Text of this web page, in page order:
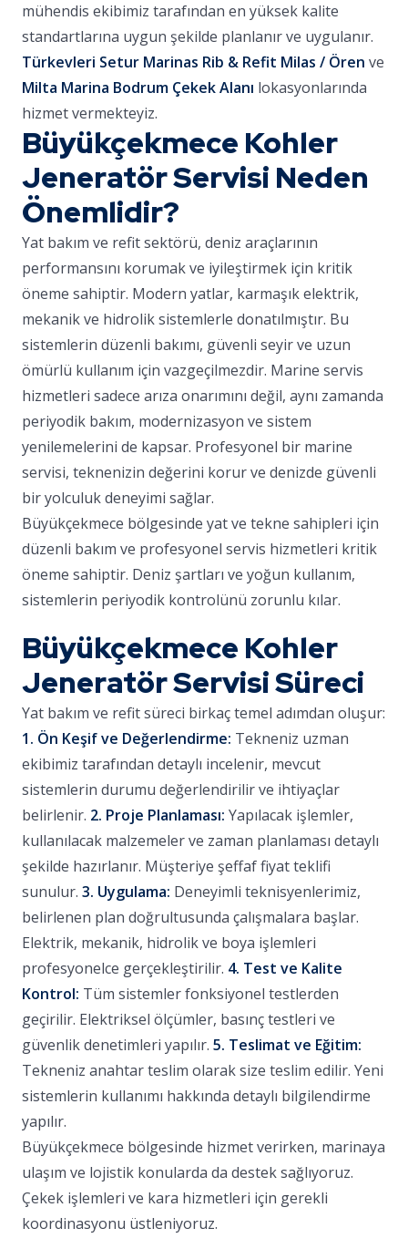
mühendis ekibimiz tarafından en yüksek kalite
standartlarına uygun şekilde planlanır ve uygulanır.
Türkevleri Setur Marinas Rib & Refit Milas / Ören ve
Milta Marina Bodrum Çekek Alanı lokasyonlarında
hizmet vermekteyiz.
Büyükçekmece Kohler
Jeneratör Servisi Neden
Önemlidir?
Yat bakım ve refit sektörü, deniz araçlarının
performansını korumak ve iyileştirmek için kritik
öneme sahiptir. Modern yatlar, karmaşık elektrik,
mekanik ve hidrolik sistemlerle donatılmıştır. Bu
sistemlerin düzenli bakımı, güvenli seyir ve uzun
ömürlü kullanım için vazgeçilmezdir. Marine servis
hizmetleri sadece arıza onarımını değil, aynı zamanda
periyodik bakım, modernizasyon ve sistem
yenilemelerini de kapsar. Profesyonel bir marine
servisi, teknenizin değerini korur ve denizde güvenli
bir yolculuk deneyimi sağlar.
Büyükçekmece bölgesinde yat ve tekne sahipleri için
düzenli bakım ve profesyonel servis hizmetleri kritik
öneme sahiptir. Deniz şartları ve yoğun kullanım,
sistemlerin periyodik kontrolünü zorunlu kılar.
Büyükçekmece Kohler
Jeneratör Servisi Süreci
Yat bakım ve refit süreci birkaç temel adımdan oluşur:
1. Ön Keşif ve Değerlendirme: Tekneniz uzman
ekibimiz tarafından detaylı incelenir, mevcut
sistemlerin durumu değerlendirilir ve ihtiyaçlar
belirlenir. 2. Proje Planlaması: Yapılacak işlemler,
kullanılacak malzemeler ve zaman planlaması detaylı
şekilde hazırlanır. Müşteriye şeffaf fiyat teklifi
sunulur. 3. Uygulama: Deneyimli teknisyenlerimiz,
belirlenen plan doğrultusunda çalışmalara başlar.
Elektrik, mekanik, hidrolik ve boya işlemleri
profesyonelce gerçekleştirilir. 4. Test ve Kalite
Kontrol: Tüm sistemler fonksiyonel testlerden
geçirilir. Elektriksel ölçümler, basınç testleri ve
güvenlik denetimleri yapılır. 5. Teslimat ve Eğitim:
Tekneniz anahtar teslim olarak size teslim edilir. Yeni
sistemlerin kullanımı hakkında detaylı bilgilendirme
yapılır.
Büyükçekmece bölgesinde hizmet verirken, marinaya
ulaşım ve lojistik konularda da destek sağlıyoruz.
Çekek işlemleri ve kara hizmetleri için gerekli
koordinasyonu üstleniyoruz.